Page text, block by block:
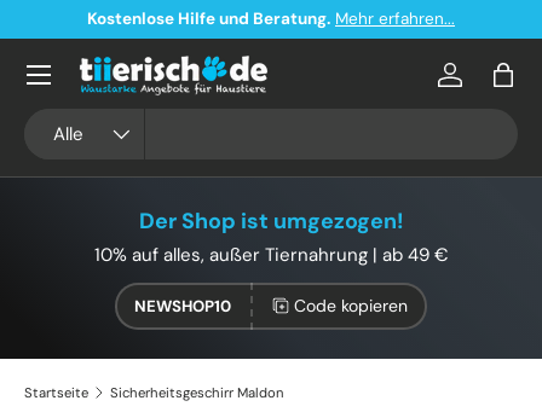
Direkt zum Inhalt
Kostenlose Hilfe und Beratung. Mehr erfahren...
Alle
Konto
Der Shop ist umgezogen!
10% auf alles, außer Tiernahrung | ab 49 €
NEWSHOP10 Code kopieren
Startseite Sicherheitsgeschirr Maldon